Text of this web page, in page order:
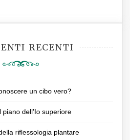
RECENTI
un cibo vero?
piano dell’Io superiore
riflessologia plantare